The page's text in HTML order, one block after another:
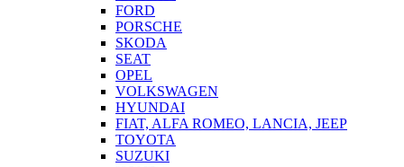
FORD
PORSCHE
SKODA
SEAT
OPEL
VOLKSWAGEN
HYUNDAI
FIAT, ALFA ROMEO, LANCIA, JEEP
TOYOTA
SUZUKI